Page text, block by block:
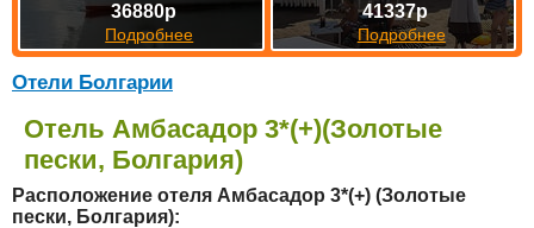
Отели Болгарии
Отель Амбасадор 3*(+)(Золотые
пески, Болгария)
Расположение отеля Амбасадор 3*(+) (Золотые
пески, Болгария):
36880р
Подробнее
41337р
Подробнее